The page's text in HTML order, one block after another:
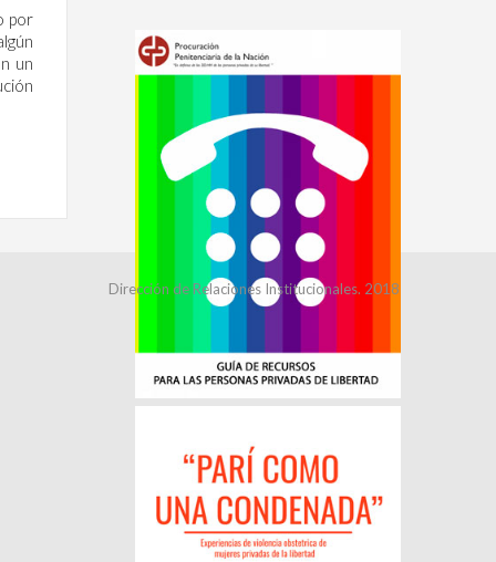
por
un
Dirección de Relaciones Institucionales. 2018